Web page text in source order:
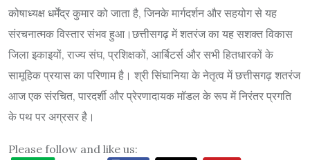
कोषाध्यक्ष धर्मेंद्र कुमार को जाता है, जिनके मार्गदर्शन और सहयोग से यह
संरचनात्मक विस्तार संभव हुआ।छत्तीसगढ़ में शतरंज का यह सशक्त विकास
जिला इकाइयों, राज्य संघ, प्रशिक्षकों, आर्बिटर्स और सभी हितधारकों के
सामूहिक प्रयास का परिणाम है। श्री सिंघानिया के नेतृत्व में छत्तीसगढ़ शतरंज
आज एक संरचित, पारदर्शी और प्रेरणादायक मॉडल के रूप में निरंतर प्रगति
के पथ पर अग्रसर है।
Please follow and like us: